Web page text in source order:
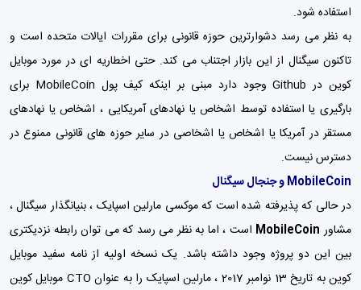
استفاده شود.
به نظر می رسد دشوارترین حوزه قانونی برای مقررات ایالات متحده است و
تاکنون سیگنال از این بازار اجتناب می کند. حتی اخطاریه ای در مورد موبایل
کوین در Github وجود دارد مبنی بر اینکه کیف پول MobileCoin برای
بارگیری یا استفاده توسط اشخاص یا نهادهای آمریکایی ، اشخاص یا نهادهای
مستقر در آمریکا یا اشخاص یا اشخاصی در سایر حوزه های قانونی ممنوع در
دسترس نیست.
MobileCoin و جنجال سیگنال
در حالی که پذیرفته شده است که موکسی مارلین اسپایک ، بنیانگذار سیگنال ،
مشاور MobileCoin است ، اما به نظر می رسد که می توان رابطه نزدیکتری
بین این دو پروژه وجود داشته باشد. یک نسخه اولیه از نامه سفید موبایل
کوین به تاریخ 13 نوامبر 2017 ، مارلین اسپایک را به عنوان CTO موبایل کوین